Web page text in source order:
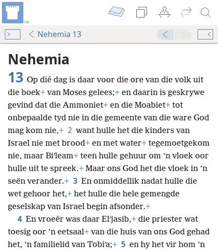
Nehemia 13
Nehemia
13 Op dié dag is daar voor die ore van die volk uit
die boek+ van Moses gelees;+ en daarin is geskrywe
gevind dat die Ammoniet+ en die Moabiet+ tot
onbepaalde tyd nie in die gemeente van die ware God
mag kom nie,+ 2 want hulle het die kinders van
Israel nie met brood+ en met water+ tegemoetgekom
nie, maar Biʹleam+ teen hulle gehuur om ’n vloek oor
hulle uit te spreek.+ Maar ons God het die vloek in ’n
seën verander.+ 3 En onmiddellik nadat hulle die
wet gehoor het,+ het hulle die hele gemengde
geselskap van Israel begin afsonder.+
4 En vroeër was daar Elʹjasib,+ die priester wat
toesig oor ’n eetsaal+ van die huis van ons God gehad
het, ’n familielid van Tobiʹa;+ 5 en hy het vir hom ’n